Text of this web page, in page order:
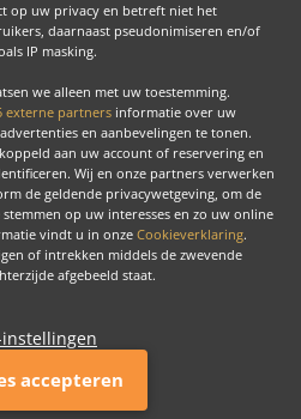
op uw privacy en betreft niet het
daarnaast pseudonimiseren en/of
IP masking.
we alleen met uw toestemming.
externe partners informatie over uw
en aanbevelingen te tonen.
aan uw account of reservering en
Wij en onze partners verwerken
de geldende privacywetgeving, om de
op uw interesses en zo uw online
vindt u in onze Cookieverklaring.
of intrekken middels de zwevende
afgebeeld staat.
accepteren
MVO
Contact
InstagramLinkedIn
Exclusief